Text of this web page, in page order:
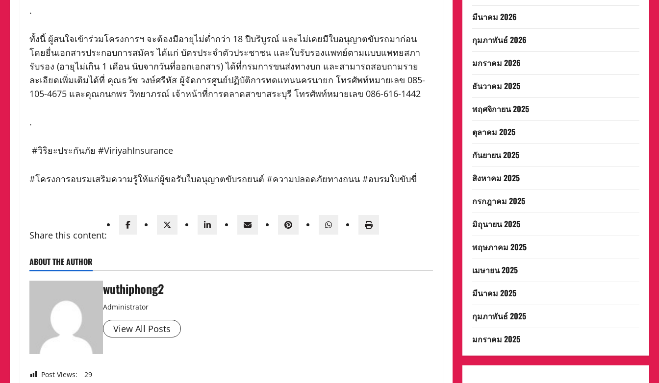
.
ทั้งนี้ ผู้สนใจเข้าร่วมโครงการฯ จะต้องมีอายุไม่ต่ำกว่า 18 ปีบริบูรณ์ และไม่เคยมีใบอนุญาตขับรถมาก่อน
โดยยื่นเอกสารประกอบการสมัคร ได้แก่ บัตรประจำตัวประชาชน และใบรับรองแพทย์ตามแบบแพทยสภา
รับรอง (อายุไม่เกิน 1 เดือน นับจากวันที่ออกเอกสาร) ได้ที่กรมการขนส่งทางบก และสามารถสอบถามราย
ละเอียดเพิ่มเติมได้ที่ คุณธวัช วงษ์ศรีหัส ผู้จัดการศูนย์ปฏิบัติการทดแทนนครนายก โทรศัพท์หมายเลข 085-
105-4675 และคุณกนกพร วิทยาภรณ์ เจ้าหน้าที่การตลาดสาขาสระบุรี โทรศัพท์หมายเลข 086-616-1442
.
#วิริยะประกันภัย #ViriyahInsurance
#โครงการอบรมเสริมความรู้ให้แก่ผู้ขอรับใบอนุญาตขับรถยนต์ #ความปลอดภัยทางถนน #อบรมใบขับขี่
Share this content:
ABOUT THE AUTHOR
wuthiphong2
Administrator
View All Posts
Post Views: 29
มีนาคม 2026
กุมภาพันธ์ 2026
มกราคม 2026
ธันวาคม 2025
พฤศจิกายน 2025
ตุลาคม 2025
กันยายน 2025
สิงหาคม 2025
กรกฎาคม 2025
มิถุนายน 2025
พฤษภาคม 2025
เมษายน 2025
มีนาคม 2025
กุมภาพันธ์ 2025
มกราคม 2025